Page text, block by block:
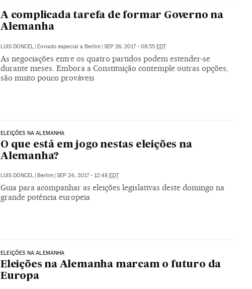
A complicada tarefa de formar Governo na
Alemanha
LUIS DONCEL | Enviado especial a Berlim | SEP 26, 2017 - 08:55 EDT
As negociações entre os quatro partidos podem estender-se
durante meses. Embora a Constituição contemple outras opções,
são muito pouco prováveis
ELEIÇÕES NA ALEMANHA
O que está em jogo nestas eleições na
Alemanha?
LUIS DONCEL Berlim SEP 24, 2017 - 12:48 EDT
Guia para acompanhar as eleições legislativas deste domingo na
grande potência europeia
ELEIÇÕES NA ALEMANHA
Eleições na Alemanha marcam o futuro da
Europa